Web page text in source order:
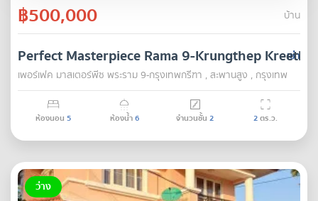
฿500,000 บ้าน
เช่า
Perfect Masterpiece Rama 9-Krungthep Kreetha
เพอร์เฟค มาสเตอร์พีซ พระราม 9-กรุงเทพกรีฑา , สะพานสูง , กรุงเทพ
ห้องนอน 5 ห้องน้ำ6 จำนวนชั้น 2 2ตร.ว.
ว่าง